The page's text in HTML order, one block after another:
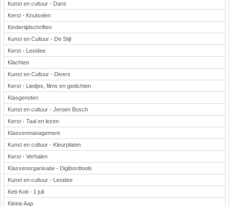
Kunst en cultuur - Dans
Kerst - Knutselen
Kindertijdschriften
Kunst en Cultuur - De Stijl
Kerst - Lesidee
Klachten
Kunst en Cultuur - Divers
Kerst - Liedjes, films en gedichten
Klasgenoten
Kunst en cultuur - Jeroen Bosch
Kerst - Taal en lezen
Klassenmanagement
Kunst en cultuur - Kleurplaten
Kerst - Verhalen
Klassenorganisatie - Digibordtools
Kunst en cultuur - Lesidee
Keti-Koti - 1 juli
Kleine Aap